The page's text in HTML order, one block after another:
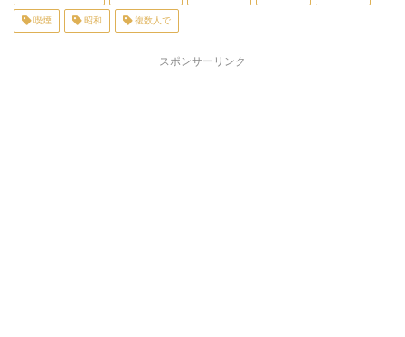
喫煙 昭和 複数人で
スポンサーリンク